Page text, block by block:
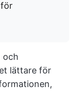
och
lättare för